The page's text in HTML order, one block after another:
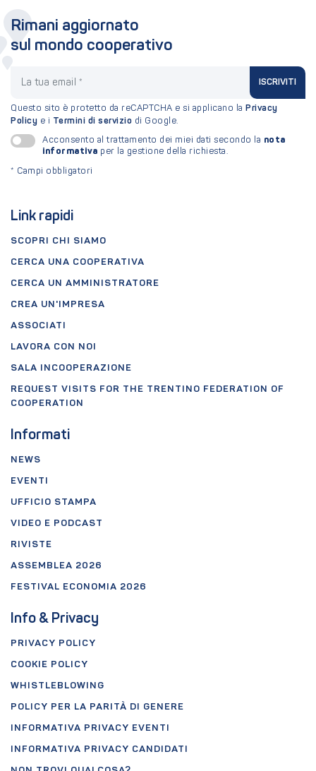
Link rapidi
SCOPRI CHI SIAMO
CERCA UNA COOPERATIVA
CERCA UN AMMINISTRATORE
CREA UN'IMPRESA
ASSOCIATI
LAVORA CON NOI
SALA INCOOPERAZIONE
REQUEST VISITS FOR THE TRENTINO FEDERATION OF
COOPERATION
Informati
NEWS
EVENTI
UFFICIO STAMPA
VIDEO E PODCAST
RIVISTE
ASSEMBLEA 2026
FESTIVAL ECONOMIA 2026
Info & Privacy
PRIVACY POLICY
COOKIE POLICY
WHISTLEBLOWING
POLICY PER LA PARITÀ DI GENERE
INFORMATIVA PRIVACY EVENTI
INFORMATIVA PRIVACY CANDIDATI
Rimani aggiornato
sul mondo cooperativo
ISCRIVITI
Questo sito è protetto da reCAPTCHA e si applicano la Privacy
Policy e i Termini di servizio di Google.
Acconsento al trattamento dei miei dati secondo la nota
informativa per la gestione della richiesta.
* Campi obbligatori